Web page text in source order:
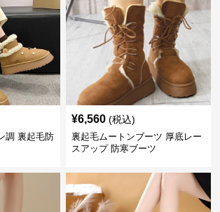
調 裏起毛防
¥6,560 (税込)
裏起毛ムートンブーツ 厚底レー
スアップ 防寒ブーツ